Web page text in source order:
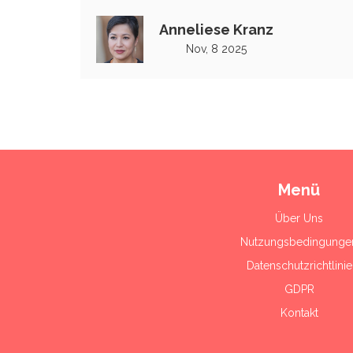
Anneliese Kranz
Nov, 8 2025
Menü
Über Uns
Datenschutzrichtlinie
GDPR
Kontakt